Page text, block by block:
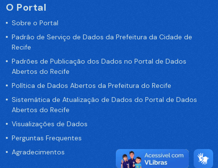
O Portal
Sobre o Portal
Padrão de Serviço de Dados da Prefeitura da Cidade de
Recife
Padrões de Publicação dos Dados no Portal de Dados
Abertos do Recife
Política de Dados Abertos da Prefeitura do Recife
Sistemática de Atualização de Dados do Portal de Dados
Abertos do Recife
Visualizações de Dados
Perguntas Frequentes
Agradecimentos